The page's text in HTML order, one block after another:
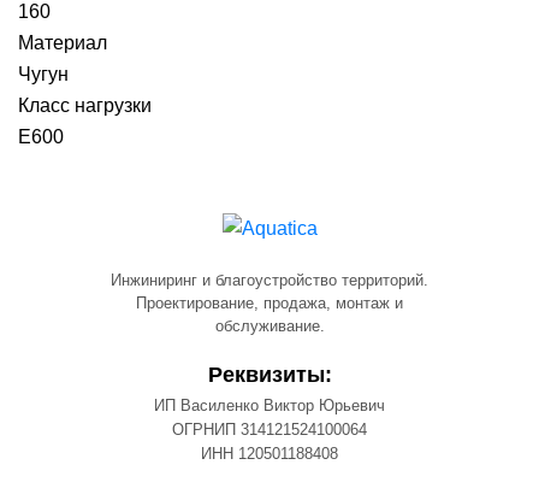
160
Материал
Чугун
Класс нагрузки
E600
Инжиниринг и благоустройство территорий.
Проектирование, продажа, монтаж и
обслуживание.
Реквизиты:
ИП Василенко Виктор Юрьевич
ОГРНИП 314121524100064
ИНН 120501188408